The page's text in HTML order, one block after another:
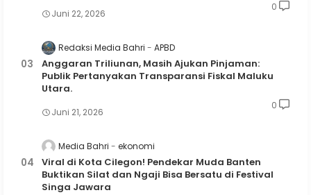
Juni 22, 2026
0
Redaksi Media Bahri APBD
Anggaran Triliunan, Masih Ajukan Pinjaman:
Publik Pertanyakan Transparansi Fiskal Maluku
Utara.
Juni 21, 2026
0
Media Bahri ekonomi
Viral di Kota Cilegon! Pendekar Muda Banten
Buktikan Silat dan Ngaji Bisa Bersatu di Festival
Singa Jawara